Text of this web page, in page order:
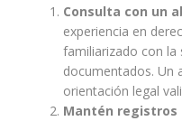
Consulta con un
experiencia en
familiarizado con la
documentados. Un
orientación legal
Mantén registros